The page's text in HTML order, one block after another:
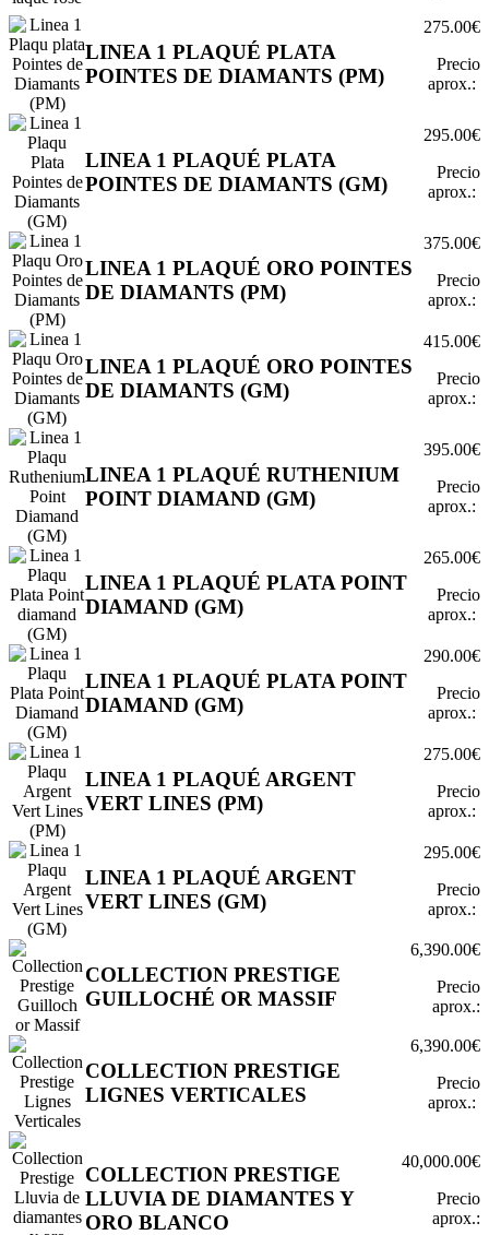
LINEA 1 PLAQUÉ PLATA
POINTES DE DIAMANTS (PM)
275.00€
Precio
aprox.:
LINEA 1 PLAQUÉ PLATA
POINTES DE DIAMANTS (GM)
295.00€
Precio
aprox.:
LINEA 1 PLAQUÉ ORO POINTES
DE DIAMANTS (PM)
375.00€
Precio
aprox.:
LINEA 1 PLAQUÉ ORO POINTES
DE DIAMANTS (GM)
415.00€
Precio
aprox.:
LINEA 1 PLAQUÉ RUTHENIUM
POINT DIAMAND (GM)
395.00€
Precio
aprox.:
LINEA 1 PLAQUÉ PLATA POINT
DIAMAND (GM)
265.00€
Precio
aprox.:
LINEA 1 PLAQUÉ PLATA POINT
DIAMAND (GM)
290.00€
Precio
aprox.:
LINEA 1 PLAQUÉ ARGENT
VERT LINES (PM)
275.00€
Precio
aprox.:
LINEA 1 PLAQUÉ ARGENT
VERT LINES (GM)
295.00€
Precio
aprox.:
COLLECTION PRESTIGE
GUILLOCHÉ OR MASSIF
6,390.00€
Precio
aprox.:
COLLECTION PRESTIGE
LIGNES VERTICALES
6,390.00€
Precio
aprox.:
COLLECTION PRESTIGE
LLUVIA DE DIAMANTES Y
ORO BLANCO
40,000.00€
Precio
aprox.: